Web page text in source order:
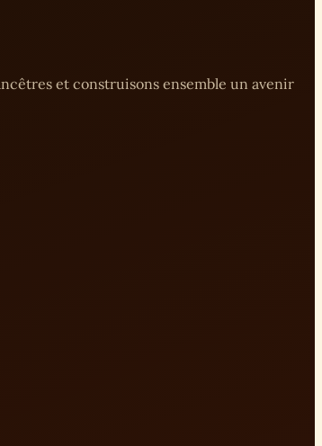
et construisons ensemble un avenir